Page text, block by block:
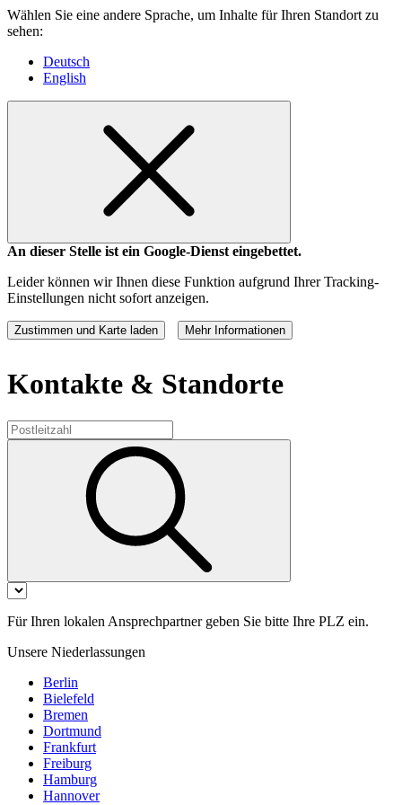
Wählen Sie eine andere Sprache, um Inhalte für Ihren Standort zu
sehen:
Deutsch
English
An dieser Stelle ist ein Google-Dienst eingebettet.
Leider können wir Ihnen diese Funktion aufgrund Ihrer Tracking-
Einstellungen nicht sofort anzeigen.
Zustimmen und Karte laden Mehr Informationen
Kontakte & Standorte
Für Ihren lokalen Ansprechpartner geben Sie bitte Ihre PLZ ein.
Unsere Niederlassungen
Berlin
Bielefeld
Bremen
Dortmund
Frankfurt
Freiburg
Hamburg
Hannover